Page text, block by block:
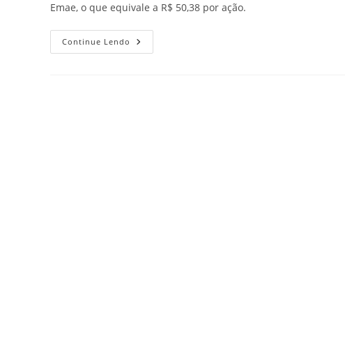
Emae, o que equivale a R$ 50,38 por ação.
Continue Lendo